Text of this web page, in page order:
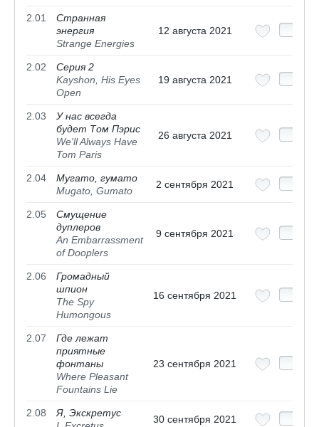
2.01
Странная
энергия
Strange Energies
12 августа 2021
2.02
Серия 2
Kayshon, His Eyes
Open
19 августа 2021
2.03
У нас всегда
будет Том Пэрис
We'll Always Have
Tom Paris
26 августа 2021
2.04
Мугато, гумато
Mugato, Gumato
2 сентября 2021
2.05
Смущение
дуплеров
An Embarrassment
of Dooplers
9 сентября 2021
2.06
Громадный
шпион
The Spy
Humongous
16 сентября 2021
2.07
Где лежат
приятные
фонтаны
Where Pleasant
Fountains Lie
23 сентября 2021
2.08
Я, Экскретус
30 сентября 2021